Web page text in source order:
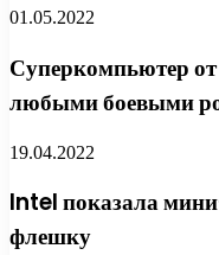
01.05.2022
Суперкомпьютер
любыми боевыми
19.04.2022
Intel показала
флешку